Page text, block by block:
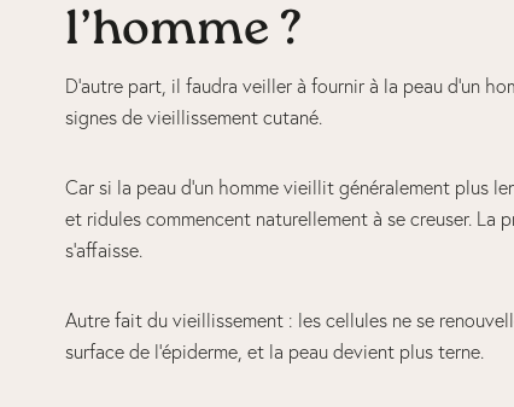
l’homme ?
D’autre part, il faudra veiller à fournir à la peau d‘un
signes de vieillissement cutané.
Car si la peau d’un homme vieillit généralement plus
et ridules commencent naturellement à se creuser. La
s’affaisse.
Autre fait du vieillissement : les cellules ne se
surface de l’épiderme, et la peau devient plus terne.